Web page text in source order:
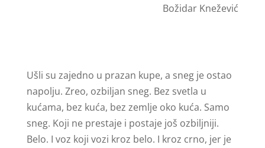
Božidar Knežević
Ušli su zajedno u prazan kupe, a sneg je ostao
napolju. Zreo, ozbiljan sneg. Bez svetla u
kućama, bez kuća, bez zemlje oko kuća. Samo
sneg. Koji ne prestaje i postaje još ozbiljniji.
Belo. I voz koji vozi kroz belo. I kroz crno, jer je